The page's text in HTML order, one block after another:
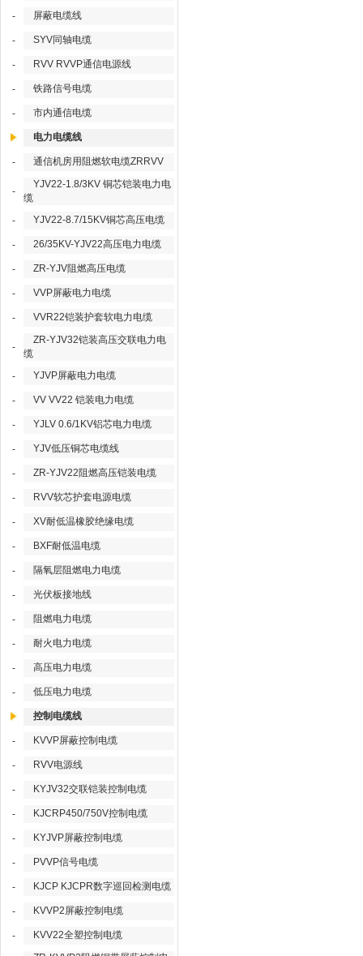
- 屏蔽电缆线
- SYV同轴电缆
- RVV RVVP通信电源线
- 铁路信号电缆
- 市内通信电缆
电力电缆线
- 通信机房用阻燃软电缆ZRRVV
-
YJV22-1.8/3KV 铜芯铠装电力电
缆
-
YJV22-8.7/15KV铜芯高压电缆
- 26/35KV-YJV22高压电力电缆
- ZR-YJV阻燃高压电缆
- VVP屏蔽电力电缆
- VVR22铠装护套软电力电缆
-
ZR-YJV32铠装高压交联电力电
缆
-
YJVP屏蔽电力电缆
- VV VV22 铠装电力电缆
- YJLV 0.6/1KV铝芯电力电缆
- YJV低压铜芯电缆线
- ZR-YJV22阻燃高压铠装电缆
- RVV软芯护套电源电缆
- XV耐低温橡胶绝缘电缆
- BXF耐低温电缆
- 隔氧层阻燃电力电缆
- 光伏板接地线
- 阻燃电力电缆
- 耐火电力电缆
- 高压电力电缆
- 低压电力电缆
控制电缆线
- KVVP屏蔽控制电缆
- RVV电源线
- KYJV32交联铠装控制电缆
- KJCRP450/750V控制电缆
- KYJVP屏蔽控制电缆
- PVVP信号电缆
- KJCP KJCPR数字巡回检测电缆
- KVVP2屏蔽控制电缆
-
KVV22全塑控制电缆